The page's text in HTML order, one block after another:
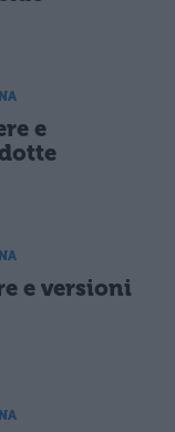
e
e versioni